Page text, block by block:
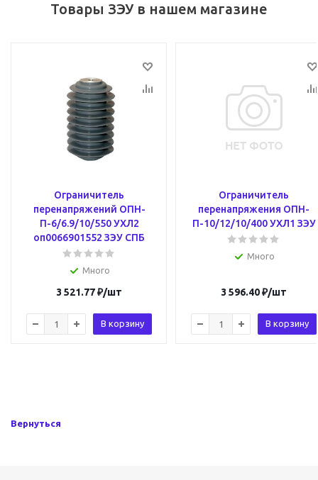
Товары ЗЭУ в нашем магазине
Ограничитель
перенапряжений ОПН-
П-6/6.9/10/550 УХЛ2
оп0066901552 ЗЭУ СПБ
Много
3 521.77₽/шт
В корзину
Ограничитель
перенапряжения ОПН-
П-10/12/10/400 УХЛ1 ЗЭУ
Много
3 596.40₽/шт
В корзину
Вернуться